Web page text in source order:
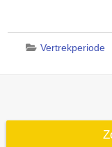
Vertrekperiode